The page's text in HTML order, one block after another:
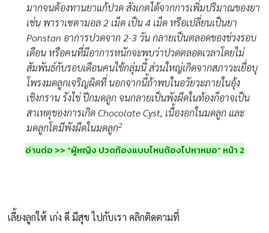
มากจนต้องทานยาแก้ปวด สังเกตได้จากการเพิ่มปริมาณของยา
เช่น พาราเซตามอล 2 เม็ด เป็น 4 เม็ด หรือเปลี่ยนเป็นยา
Ponstan อาการปวดจาก 2-3 วัน กลายเป็นตลอดของช่วงรอบ
เดือน หรือคนที่มีอาการหนักจะพบว่าปวดตลอดเวลาโดยไม่
สัมพันธ์กับรอบเดือนคนไข้กลุ่มนี้ ส่วนใหญ่เกิดจากสภาวะเยื่อบุ
โพรงมดลูกเจริญผิดที่ นอกจากนี้ถ้าพบในอวัยวะภายในอุ้ง
เชิงกราน รังไข่ ปีกมดลูก จนกลายเป็นพังผืดในท้องก็อาจเป็น
สาเหตุของการเกิด Chocolate Cyst, เนื้องอกในมดลูก และ
มดลูกโตมีพังผืดในมดลูก2
อ่านต่อ >> “ผู้หญิง ปวดท้องแบบไหนต้องไปหาหมอ” หน้า 2
เลี้ยงลูกให้ เก่ง ดี มีสุข ไปกับเรา คลิกติดตามที่